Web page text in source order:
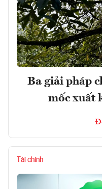
Ba giải pháp
mốc xuất
Tài chính